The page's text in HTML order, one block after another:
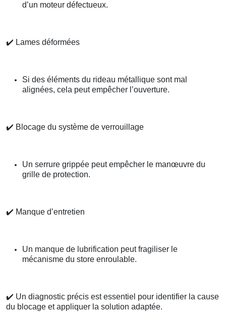
d’un moteur défectueux.
✔️ Lames déformées
Si des éléments du rideau métallique sont mal
alignées, cela peut empêcher l’ouverture.
✔️ Blocage du système de verrouillage
Un serrure grippée peut empêcher le manœuvre du
grille de protection.
✔️ Manque d’entretien
Un manque de lubrification peut fragiliser le
mécanisme du store enroulable.
✔️ Un diagnostic précis est essentiel pour identifier la cause
du blocage et appliquer la solution adaptée.